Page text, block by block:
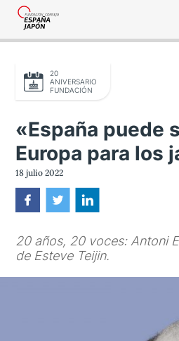
20
ANIVERSARIO
FUNDACIÓN
«España puede
Europa para los
18 julio 2022
20 años, 20 voces: Antoni
de Esteve Teijin.